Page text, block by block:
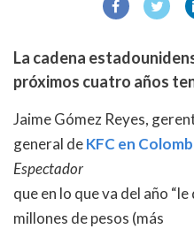
La cadena
próximos cuatro años
Jaime Gómez Reyes,
general deKFC en
Espectador
que en lo que va del año
millones de pesos (más